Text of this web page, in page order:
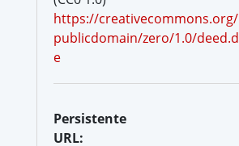
https://creativecommons.org/
publicdomain/zero/1.0/deed.d
e
Persistente
URL: